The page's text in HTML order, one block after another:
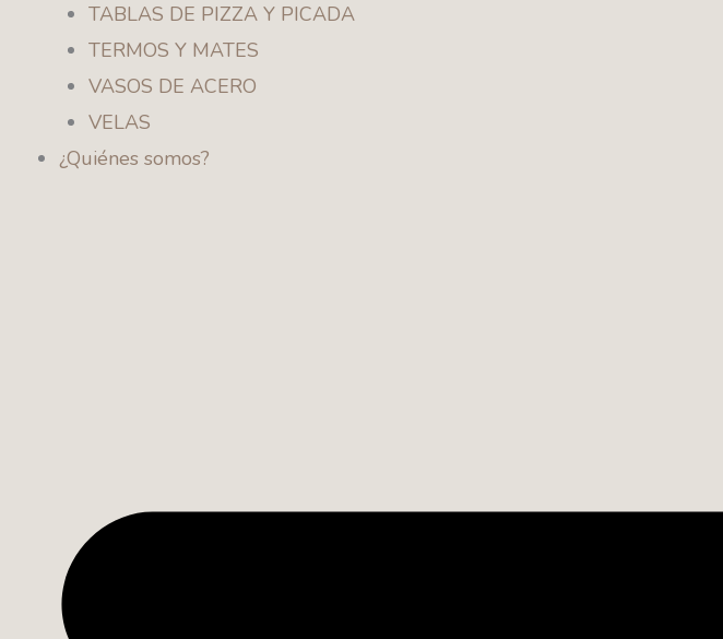
TABLAS DE PIZZA Y PICADA
TERMOS Y MATES
VASOS DE ACERO
VELAS
¿Quiénes somos?